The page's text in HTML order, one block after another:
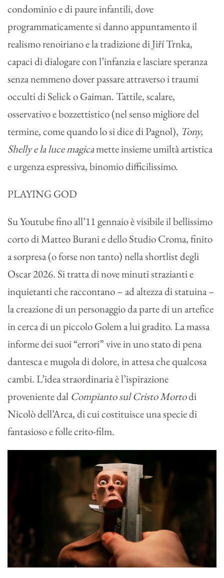
condominio e di paure infantili, dove
programmaticamente si danno appuntamento il
realismo renoiriano e la tradizione di Jiří Trnka,
capaci di dialogare con l’infanzia e lasciare speranza
senza nemmeno dover passare attraverso i traumi
occulti di Selick o Gaiman. Tattile, scalare,
osservativo e bozzettistico (nel senso migliore del
termine, come quando lo si dice di Pagnol), Tony,
Shelly e la luce magicamette insieme umiltà artistica
e urgenza espressiva, binomio difficilissimo.
PLAYING GOD
Su Youtube fino all’11 gennaio è visibile il bellissimo
corto di Matteo Burani e dello Studio Croma, finito
a sorpresa (o forse non tanto) nella shortlist degli
Oscar 2026. Si tratta di nove minuti strazianti e
inquietanti che raccontano – ad altezza di statuina –
la creazione di un personaggio da parte di un artefice
in cerca di un piccolo Golem a lui gradito. La massa
informe dei suoi “errori” vive in uno stato di pena
dantesca e mugola di dolore, in attesa che qualcosa
cambi. L’idea straordinaria è l’ispirazione
proveniente dal Compianto sul Cristo Mortodi
Nicolò dell’Arca, di cui costituisce una specie di
fantasioso e folle crito-film.